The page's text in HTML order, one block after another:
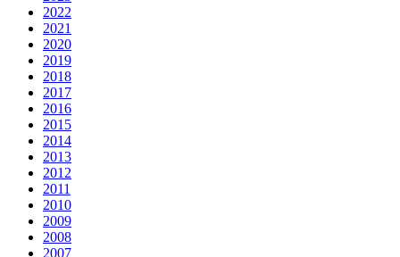
2022
2021
2020
2019
2018
2017
2016
2015
2014
2013
2012
2011
2010
2009
2008
2007